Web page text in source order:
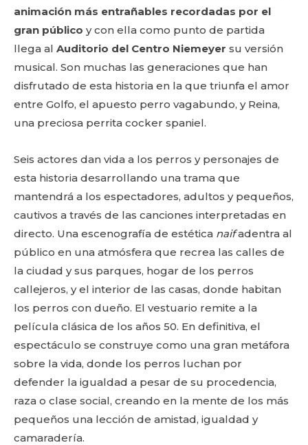
animación más entrañables recordadas por el
gran público y con ella como punto de partida
llega al Auditorio del Centro Niemeyer su versión
musical. Son muchas las generaciones que han
disfrutado de esta historia en la que triunfa el amor
entre Golfo, el apuesto perro vagabundo, y Reina,
una preciosa perrita cocker spaniel.
Seis actores dan vida a los perros y personajes de
esta historia desarrollando una trama que
mantendrá a los espectadores, adultos y pequeños,
cautivos a través de las canciones interpretadas en
directo. Una escenografía de estética naifadentra al
público en una atmósfera que recrea las calles de
la ciudad y sus parques, hogar de los perros
callejeros, y el interior de las casas, donde habitan
los perros con dueño. El vestuario remite a la
película clásica de los años 50. En definitiva, el
espectáculo se construye como una gran metáfora
sobre la vida, donde los perros luchan por
defender la igualdad a pesar de su procedencia,
raza o clase social, creando en la mente de los más
pequeños una lección de amistad, igualdad y
camaradería.